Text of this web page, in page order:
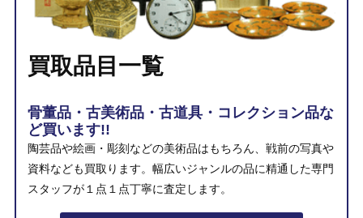
買取品目一覧
骨董品・古美術品・古道具・コレクション品な
ど買います!!
陶芸品や絵画・彫刻などの美術品はもちろん、戦前の写真や
資料なども買取ります。幅広いジャンルの品に精通した専門
スタッフが１点１点丁寧に査定します。